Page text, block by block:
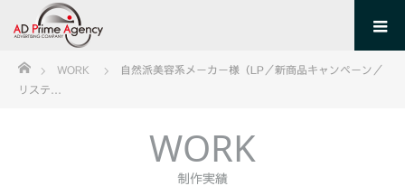
ホームWORK
自然派美容系メーカー様（LP／新商品キャンペーン／
リステ…
WORK
制作実績